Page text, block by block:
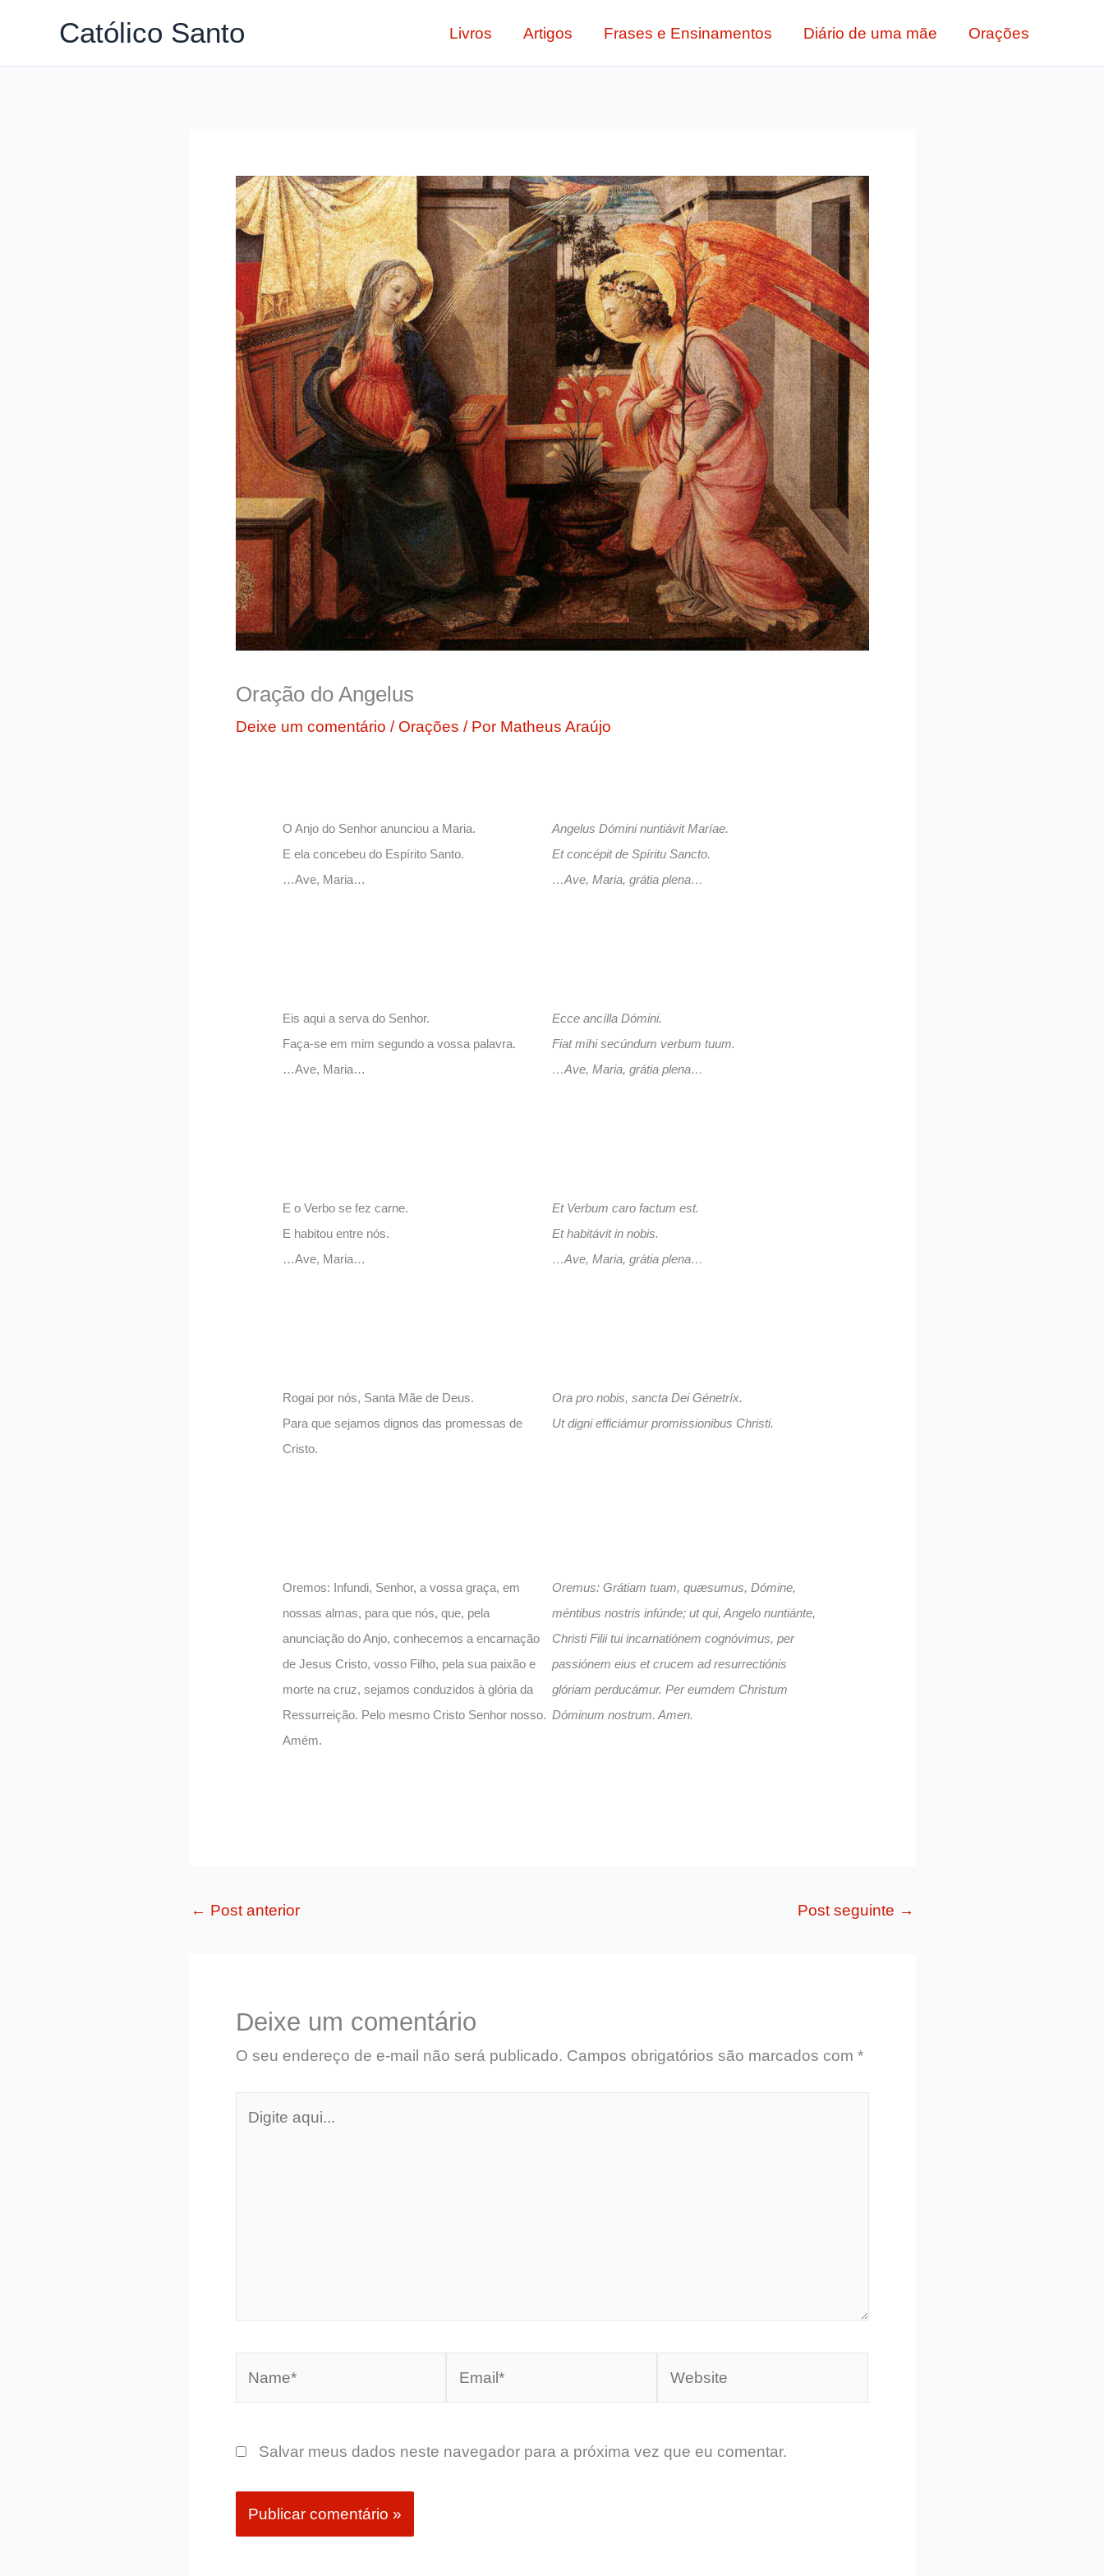
o
Católico Santo Livros Artigos Frases e Ensinamentos Diário de uma mãe Orações
Oração do Angelus
Deixe um comentário / Orações / Por Matheus Araújo
O Anjo do Senhor anunciou a Maria.
E ela concebeu do Espírito Santo.
…Ave, Maria…
Angelus Dómini nuntiávit Maríae.
Et concépit de Spíritu Sancto.
…Ave, Maria, grátia plena…
Eis aqui a serva do Senhor.
Faça-se em mim segundo a vossa palavra.
…Ave, Maria…
Ecce ancílla Dómini.
Fiat mihi secúndum verbum tuum.
…Ave, Maria, grátia plena…
E o Verbo se fez carne.
E habitou entre nós.
…Ave, Maria…
Et Verbum caro factum est.
Et habitávit in nobis.
…Ave, Maria, grátia plena…
Rogai por nós, Santa Mãe de Deus.
Para que sejamos dignos das promessas de
Cristo.
Ora pro nobis, sancta Dei Génetríx.
Ut digni efficiámur promissionibus Christi.
Oremos: Infundi, Senhor, a vossa graça, em
nossas almas, para que nós, que, pela
anunciação do Anjo, conhecemos a encarnação
de Jesus Cristo, vosso Filho, pela sua paixão e
morte na cruz, sejamos conduzidos à glória da
Ressurreição. Pelo mesmo Cristo Senhor nosso.
Amém.
Oremus: Grátiam tuam, quæsumus, Dómine,
méntibus nostris infúnde; ut qui, Angelo nuntiánte,
Christi Filii tui incarnatiónem cognóvimus, per
passiónem eius et crucem ad resurrectiónis
glóriam perducámur. Per eumdem Christum
Dóminum nostrum. Amen.
← Post anterior Post seguinte →
Deixe um comentário
O seu endereço de e-mail não será publicado. Campos obrigatórios são marcados com *
aqui...
Salvar meus dados neste navegador para a próxima vez que eu comentar.